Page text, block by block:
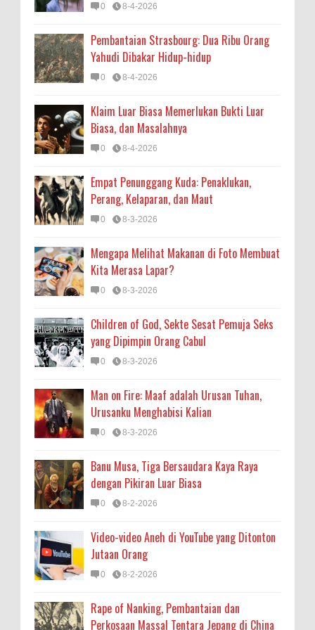
0 8-4-2026
Pembantaian Strasbourg: Dua Ribu Orang
Yahudi Dibakar Hidup-hidup
0 8-4-2026
Klaim Luar Biasa Memerlukan Bukti Luar
Biasa, dan Masalahnya
0 8-4-2026
Empat Penunggang Kuda: Penaklukan,
Perang, Kelaparan, dan Maut
0 8-3-2026
Mengapa Melihat Makanan di Foto Membuat
Kita Merasa Lapar?
0 8-3-2026
Children of God, Sekte Sesat Pemuja Seks
yang Dipimpin Orang Cabul
0 8-3-2026
Man on Fire: Maaf adalah Urusan Tuhan,
Urusanku Menghabisi Kalian
0 8-3-2026
Banu Musa, Tiga Bersaudara Kaya Raya
dengan Pikiran Luar Biasa
0 8-2-2026
Video-video Aneh di YouTube yang Ditonton
Jutaan Orang
0 8-2-2026
Rape of Nanking, Pembantaian dan
Perkosaan Massal Tentara Jepang di China